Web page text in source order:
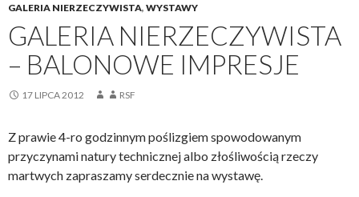
GALERIA NIERZECZYWISTA, WYSTAWY
GALERIA NIERZECZYWISTA
– BALONOWE IMPRESJE
17 LIPCA 2012 RSF
Z prawie 4-ro godzinnym poślizgiem spowodowanym
przyczynami natury technicznej albo złośliwością rzeczy
martwych zapraszamy serdecznie na wystawę.